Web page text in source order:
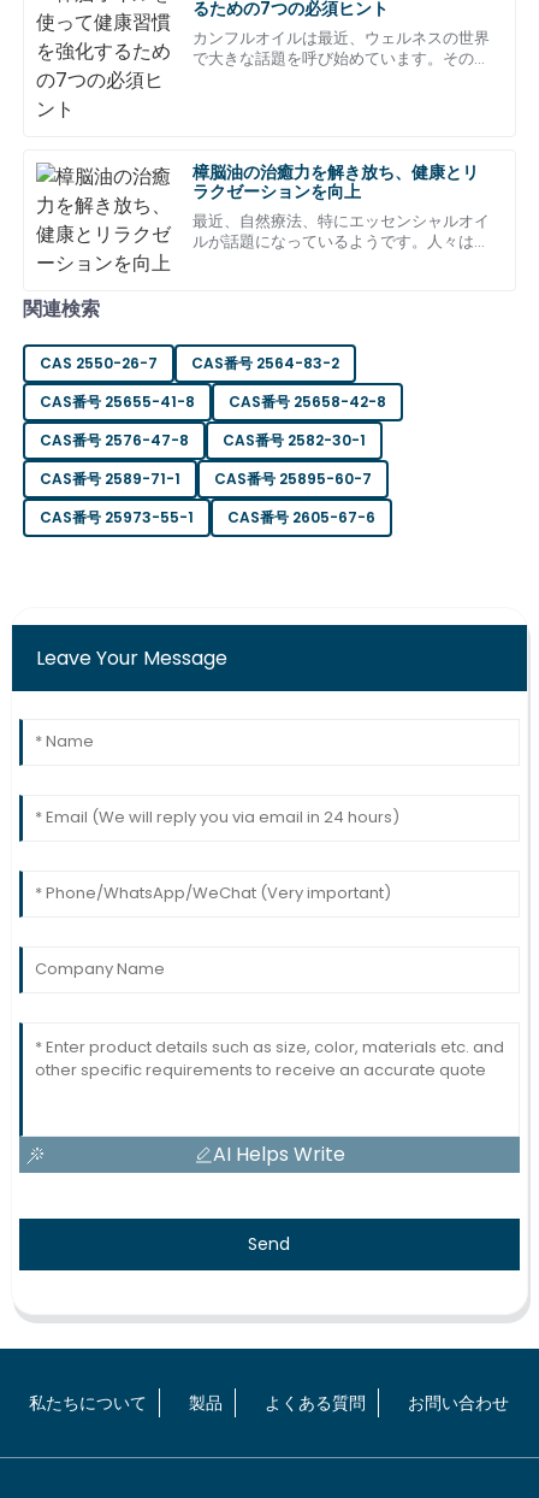
るための7つの必須ヒント
カンフルオイルは最近、ウェルネスの世界
で大きな話題を呼び始めています。その驚
樟脳油の治癒力を解き放ち、健康とリ
ラクゼーションを向上
最近、自然療法、特にエッセンシャルオイ
ルが話題になっているようです。人々はそ
04 7月 2025
ウ
ウィリアム・キン
この商品の品質には本当に満足しています。アフターサービ
スも素晴らしく、とても親切でした。
27 5月 2025
ヘ
素晴らしい職人技です！アフターサポートチームは私の質問
にすべて丁寧に対応してくれました。
05 7月 2025
ネ
ネイサン・ライ
26 5月 2025
サ
素晴らしい品質です！カスタマーサービスチームは効率的で
知識も豊富でした。
関連検索
CAS 2550-26-7
CAS番号 2564-83-2
CAS番号 25655-41-8
CAS番号 25658-42-8
CAS番号 2576-47-8
CAS番号 2582-30-1
CAS番号 2589-71-1
CAS番号 25895-60-7
CAS番号 25973-55-1
CAS番号 2605-67-6
Leave Your Message
AI Helps Write
Send
私たちについて 製品 よくある質問 お問い合わせ